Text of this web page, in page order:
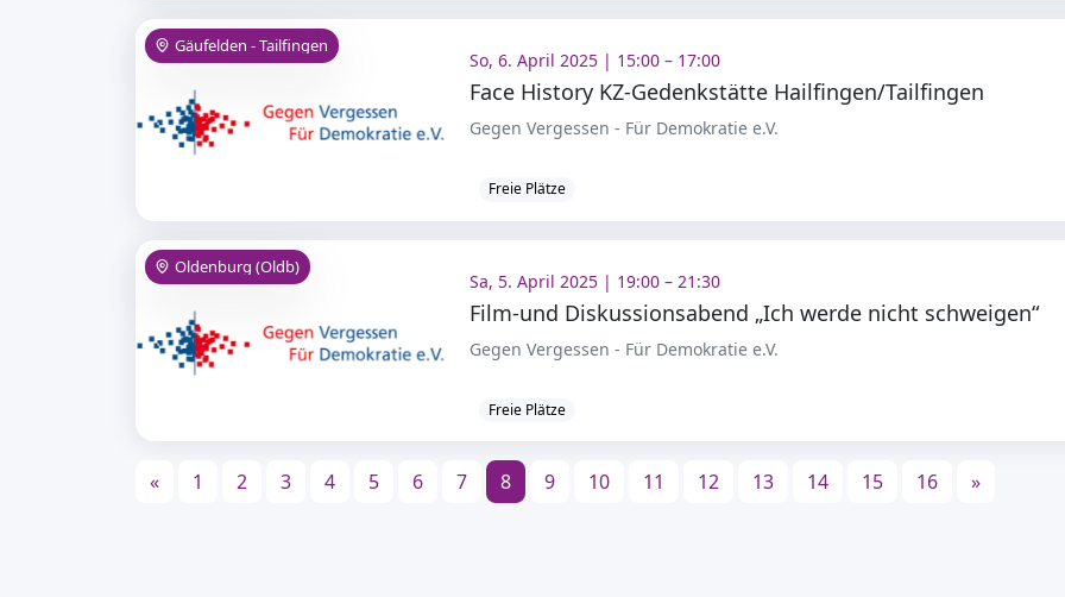
Gäufelden - Tailfingen
So, 6. April 2025 | 15:00 – 17:00
Face History KZ-Gedenkstätte Hailfingen/Tailfingen
Gegen Vergessen - Für Demokratie e.V.
Freie Plätze
Oldenburg (Oldb)
Sa, 5. April 2025 | 19:00 – 21:30
Film-und Diskussionsabend „Ich werde nicht schweigen“
Gegen Vergessen - Für Demokratie e.V.
Freie Plätze
« 1 2 3 4 5 6 7 8 9 10 11 12 13 14 15 16 »